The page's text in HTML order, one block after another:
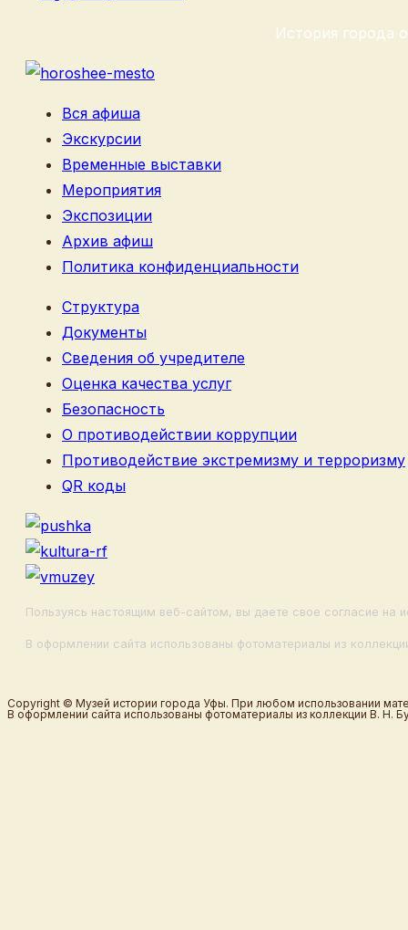
История города
Вся афиша
Экскурсии
Временные выставки
Мероприятия
Экспозиции
Архив афиш
Политика конфиденциальности
Структура
Документы
Сведения об учредителе
Оценка качества услуг
Безопасность
О противодействии коррупции
Противодействие экстремизму и терроризму
QR коды
Пользуясь настоящим веб-сайтом, вы даете свое согласие на
В оформлении сайта использованы фотоматериалы из
Copyright © Музей истории города Уфы. При любом использовании
В оформлении сайта использованы фотоматериалы из коллекции В. Н.